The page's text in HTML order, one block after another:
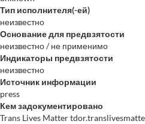
Тип исполнителя(-ей)
неизвестно
Основание для предвзятости
неизвестно / не применимо
Индикаторы предвзятости
неизвестно
Источник информации
press
Кем задокументировано
Trans Lives Matter